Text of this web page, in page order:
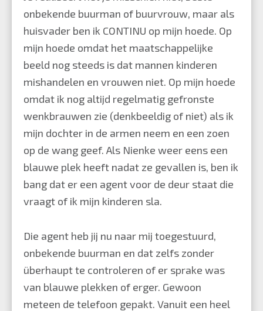
onbekende buurman of buurvrouw, maar als
huisvader ben ik CONTINU op mijn hoede. Op
mijn hoede omdat het maatschappelijke
beeld nog steeds is dat mannen kinderen
mishandelen en vrouwen niet. Op mijn hoede
omdat ik nog altijd regelmatig gefronste
wenkbrauwen zie (denkbeeldig of niet) als ik
mijn dochter in de armen neem en een zoen
op de wang geef. Als Nienke weer eens een
blauwe plek heeft nadat ze gevallen is, ben ik
bang dat er een agent voor de deur staat die
vraagt of ik mijn kinderen sla.
Die agent heb jij nu naar mij toegestuurd,
onbekende buurman en dat zelfs zonder
überhaupt te controleren of er sprake was
van blauwe plekken of erger. Gewoon
meteen de telefoon gepakt. Vanuit een heel